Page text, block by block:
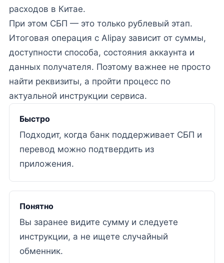
расходов в Китае.
При этом СБП — это только рублевый этап.
Итоговая операция с Alipay зависит от суммы,
доступности способа, состояния аккаунта и
данных получателя. Поэтому важнее не просто
найти реквизиты, а пройти процесс по
актуальной инструкции сервиса.
Быстро
Подходит, когда банк поддерживает СБП и
перевод можно подтвердить из
приложения.
Понятно
Вы заранее видите сумму и следуете
инструкции, а не ищете случайный
обменник.